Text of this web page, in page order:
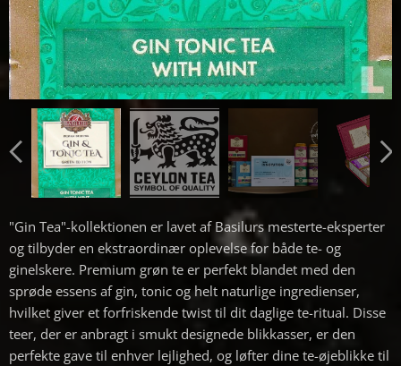
"Gin Tea"-kollektionen er lavet af Basilurs mesterte-eksperter
og tilbyder en ekstraordinær oplevelse for både te- og
ginelskere. Premium grøn te er perfekt blandet med den
sprøde essens af gin, tonic og helt naturlige ingredienser,
hvilket giver et forfriskende twist til dit daglige te-ritual. Disse
teer, der er anbragt i smukt designede blikkasser, er den
perfekte gave til enhver lejlighed, og løfter dine te-øjeblikke til